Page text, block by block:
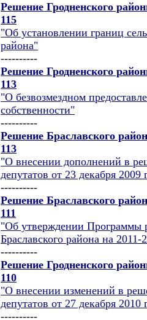
Решение Гродненского
115
"Об установлении границ
района"
----------
Решение Гродненского
113
"О безвозмездном
собственности"
----------
Решение Браславского
113
"О внесении дополнений в
депутатов от 23 декабря 2009
----------
Решение Браславского
111
"Об утверждении Программы
Браславского района на 2011-
----------
Решение Гродненского
110
"О внесении изменений в
депутатов от 27 декабря 2010
----------